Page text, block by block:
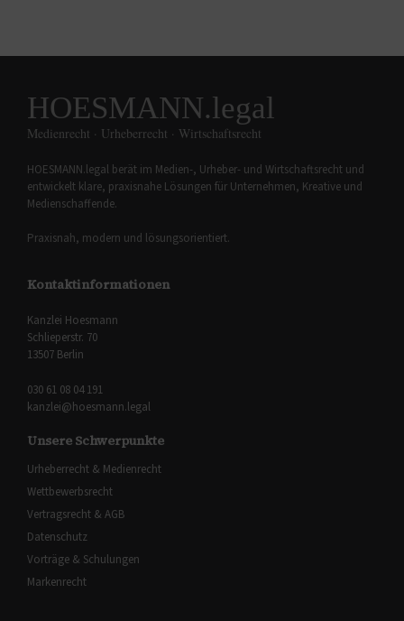
HOESMANN.legal
Medienrecht · Urheberrecht · Wirtschaftsrecht
HOESMANN.legal berät im Medien-, Urheber- und Wirtschaftsrecht und
entwickelt klare, praxisnahe Lösungen für Unternehmen, Kreative und
Medienschaffende.
Praxisnah, modern und lösungsorientiert.
Kontaktinformationen
Kanzlei Hoesmann
Schlieperstr. 70
13507 Berlin
030 61 08 04 191
kanzlei@hoesmann.legal
Unsere Schwerpunkte
Urheberrecht & Medienrecht
Wettbewerbsrecht
Vertragsrecht & AGB
Datenschutz
Vorträge & Schulungen
Markenrecht